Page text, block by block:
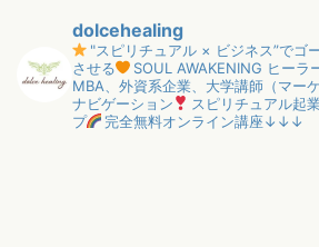
dolcehealing
"スピリチュアル × ビジネス”でゴ
させる
SOUL AWAKENING ヒーラ
MBA、外資系企業、大学講師（マーケ
ナビゲーション
スピリチュアル起
プ
完全無料オンライン講座↓↓↓